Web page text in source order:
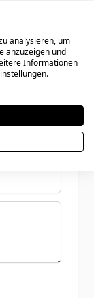
- 0106
analysieren, um
anzuzeigen und
Informationen